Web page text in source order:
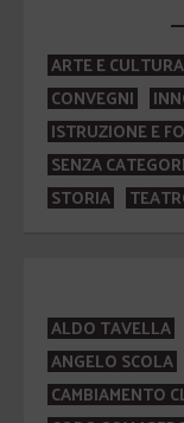
ARTE E CULTURA
CONVEGNI
ISTRUZIONE E
SENZA
STORIA
ALDO TAVELLA
ANGELO SCOLA
CAMBIAMENTO